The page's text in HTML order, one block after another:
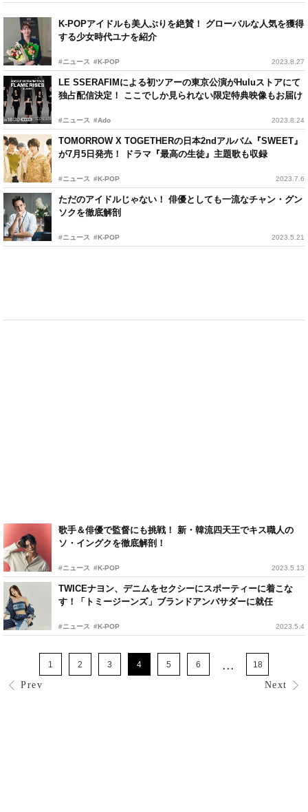
K-POPアイドルも美人ぶりを絶賛！ グローバルな人気を獲得
する少女時代ユナを紹介
#ニュース #K-POP 2023.8.27
LE SSERAFIMによる初ツアーの東京公演がHuluストアにて
独占配信決定！ ここでしか見られない限定特典映像もお届け
#ニュース #Ado 2023.8.24
TOMORROW X TOGETHERの日本2ndアルバム『SWEET』
が7月5日発売！ ドラマ『最高の生徒』主題歌も収録
#ニュース #K-POP 2023.7.6
ただのアイドルじゃない！ 俳優としても一流なチャン・グン
ソクを徹底解剖
#ニュース #K-POP 2023.5.21
歌手＆俳優で監督にも挑戦！ 新・韓流四天王でキス職人の
ソ・イングクを徹底解剖！
#ニュース #K-POP 2023.5.13
TWICEナヨン、デニムをセクシーにスポーティーに着こな
す！「トミージーンズ」ブランドアンバサダーに就任
#ニュース #K-POP 2023.5.4
Prev
1 2 3 4 5 6 ... 18
Next